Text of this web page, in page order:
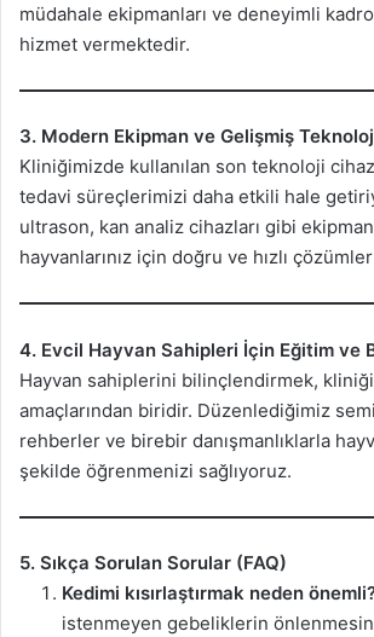
müdahale ekipmanları ve deneyimli
hizmet vermektedir.
3. Modern Ekipman ve Gelişmiş
Kliniğimizde kullanılan son teknoloji
tedavi süreçlerimizi daha etkili hale
ultrason, kan analiz cihazları gibi
hayvanlarınız için doğru ve hızlı
4. Evcil Hayvan Sahipleri İçin Eğitim ve
Hayvan sahiplerini bilinçlendirmek,
amaçlarından biridir. Düzenlediğimiz
rehberler ve birebir danışmanlıklarla
şekilde öğrenmenizi sağlıyoruz.
5. Sıkça Sorulan Sorular (FAQ)
Kedimi kısırlaştırmak neden
istenmeyen gebeliklerin